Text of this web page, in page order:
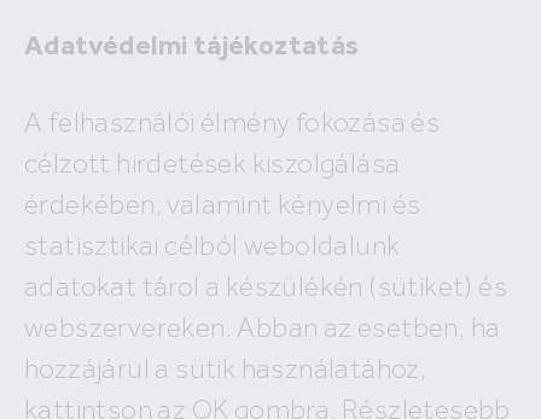
Adatvédelmi tájékoztatás
A felhasználói élmény fokozása és
célzott hirdetések kiszolgálása
érdekében, valamint kényelmi és
statisztikai célból weboldalunk
adatokat tárol a készülékén (sütiket) és
webszervereken. Abban az esetben, ha
hozzájárul a sütik használatához,
kattintson az OK gombra. Részletesebb
A megadott ingatlan már nem
szerepel az adatbázisunkban!
Hívj minket